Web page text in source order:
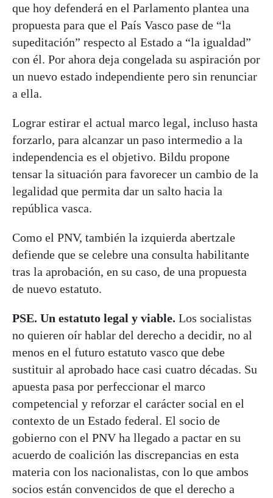
que hoy defenderá en el Parlamento plantea una
propuesta para que el País Vasco pase de “la
supeditación” respecto al Estado a “la igualdad”
con él. Por ahora deja congelada su aspiración por
un nuevo estado independiente pero sin renunciar
a ella.
Lograr estirar el actual marco legal, incluso hasta
forzarlo, para alcanzar un paso intermedio a la
independencia es el objetivo. Bildu propone
tensar la situación para favorecer un cambio de la
legalidad que permita dar un salto hacia la
república vasca.
Como el PNV, también la izquierda abertzale
defiende que se celebre una consulta habilitante
tras la aprobación, en su caso, de una propuesta
de nuevo estatuto.
PSE. Un estatuto legal y viable. Los socialistas
no quieren oír hablar del derecho a decidir, no al
menos en el futuro estatuto vasco que debe
sustituir al aprobado hace casi cuatro décadas. Su
apuesta pasa por perfeccionar el marco
competencial y reforzar el carácter social en el
contexto de un Estado federal. El socio de
gobierno con el PNV ha llegado a pactar en su
acuerdo de coalición las discrepancias en esta
materia con los nacionalistas, con lo que ambos
socios están convencidos de que el derecho a